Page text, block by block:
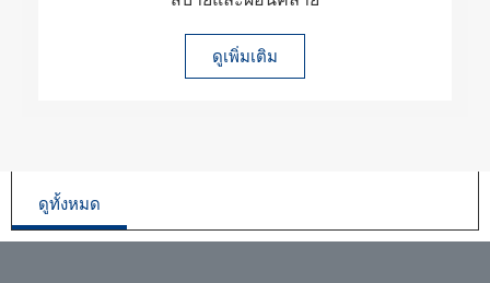
ดูเพิ่มเติม
ดูทั้งหมด